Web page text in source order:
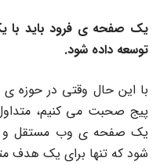
یک صفحه ی فرود باید با
توسعه داده شود.
با این حال وقتی در حوزه ی
پیج صحبت می کنیم،
یک صفحه ی وب مستقل و
شود که تنها برای یک هدف